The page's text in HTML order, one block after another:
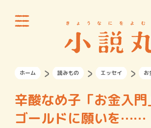
ホーム 読みもの エッセイ お
辛酸なめ子「お金入
ゴールドに願いを……